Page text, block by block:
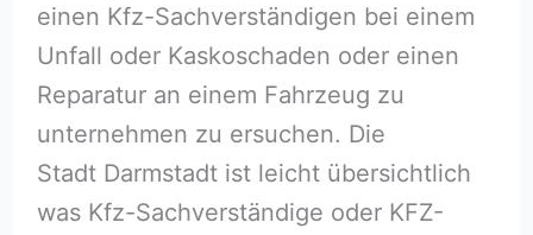
einen Kfz-Sachverständigen bei einem
Unfall oder Kaskoschaden oder einen
Reparatur an einem Fahrzeug zu
unternehmen zu ersuchen. Die
Stadt Darmstadt ist leicht übersichtlich
was Kfz-Sachverständige oder KFZ-